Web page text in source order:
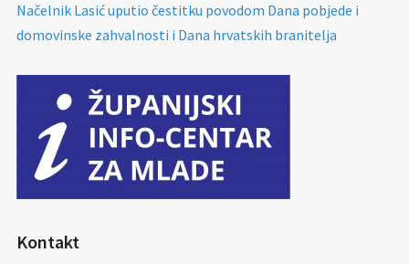
Načelnik Lasić uputio čestitku povodom Dana pobjede i
domovinske zahvalnosti i Dana hrvatskih branitelja
Kontakt